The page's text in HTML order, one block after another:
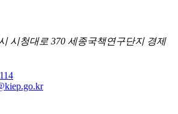
시청대로 370 세종국책연구단지 경제